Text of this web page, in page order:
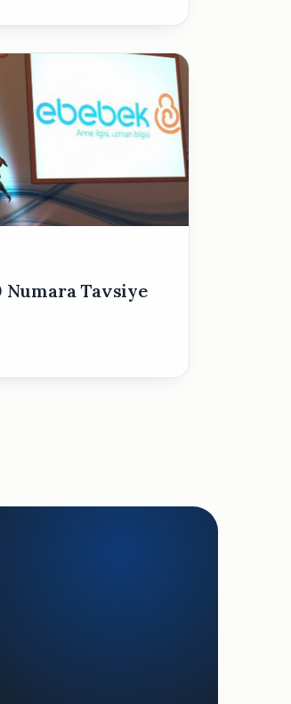
Numara Tavsiye